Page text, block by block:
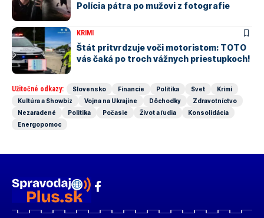
Polícia pátra po mužovi z fotografie
KRIMI
Štát pritvrdzuje voči motoristom: TOTO
vás čaká po troch vážnych priestupkoch!
Užitočné odkazy: Slovensko Financie Politika Svet
Krimi
Kultúra a Showbiz
Vojna na Ukrajine Dôchodky
Zdravotníctvo
Nezaradené
Politika Počasie Život a ľudia
Konsolidácia
Energopomoc